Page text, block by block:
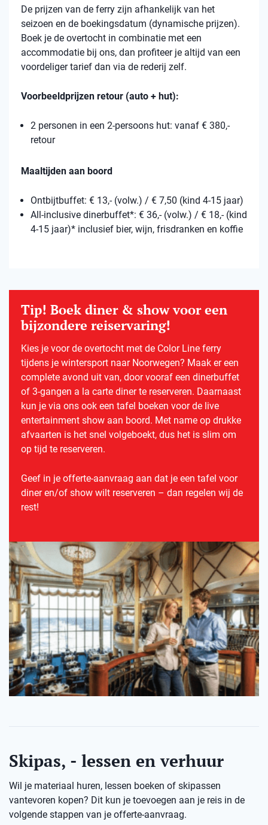
De prijzen van de ferry zijn afhankelijk van het
seizoen en de boekingsdatum (dynamische prijzen).
Boek je de overtocht in combinatie met een
accommodatie bij ons, dan profiteer je altijd van een
voordeliger tarief dan via de rederij zelf.
Voorbeeldprijzen retour (auto + hut):
2 personen in een 2-persoons hut: vanaf € 380,-
retour
Maaltijden aan boord
Ontbijtbuffet: € 13,- (volw.) / € 7,50 (kind 4-15 jaar)
All-inclusive dinerbuffet*: € 36,- (volw.) / € 18,- (kind
4-15 jaar)* inclusief bier, wijn, frisdranken en koffie
Tip! Boek diner & show voor een
bijzondere reiservaring!
Kies je voor de overtocht met de Color Line ferry
tijdens je wintersport naar Noorwegen? Maak er een
complete avond uit van, door vooraf een dinerbuffet
of 3-gangen a la carte diner te reserveren. Daarnaast
kun je via ons ook een tafel boeken voor de live
entertainment show aan boord. Met name op drukke
afvaarten is het snel volgeboekt, dus het is slim om
op tijd te reserveren.
Geef in je offerte-aanvraag aan dat je een tafel voor
diner en/of show wilt reserveren – dan regelen wij de
rest!
Skipas, - lessen en verhuur
Wil je materiaal huren, lessen boeken of skipassen
vantevoren kopen? Dit kun je toevoegen aan je reis in de
volgende stappen van je offerte-aanvraag.